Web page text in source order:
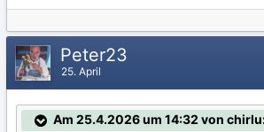
Peter23
25. April
Am 25.4.2026 um 14:32 von